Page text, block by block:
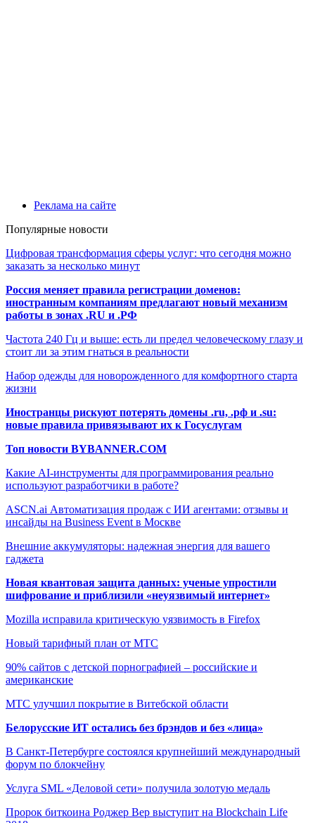
Реклама на сайте
Популярные новости
Цифровая трансформация сферы услуг: что сегодня можно
заказать за несколько минут
Россия меняет правила регистрации доменов:
иностранным компаниям предлагают новый механизм
работы в зонах .RU и .РФ
Частота 240 Гц и выше: есть ли предел человеческому глазу и
стоит ли за этим гнаться в реальности
Набор одежды для новорожденного для комфортного старта
жизни
Иностранцы рискуют потерять домены .ru, .рф и .su:
новые правила привязывают их к Госуслугам
Топ новости BYBANNER.COM
Какие AI-инструменты для программирования реально
используют разработчики в работе?
ASCN.ai Автоматизация продаж с ИИ агентами: отзывы и
инсайды на Business Event в Москве
Внешние аккумуляторы: надежная энергия для вашего
гаджета
Новая квантовая защита данных: ученые упростили
шифрование и приблизили «неуязвимый интернет»
Mozilla исправила критическую уязвимость в Firefox
Новый тарифный план от МТС
90% сайтов с детской порнографией – российские и
американские
МТС улучшил покрытие в Витебской области
Белорусские ИТ остались без брэндов и без «лица»
В Санкт-Петербурге состоялся крупнейший международный
форум по блокчейну
Услуга SML «Деловой сети» получила золотую медаль
Пророк биткоина Роджер Вер выступит на Blockchain Life